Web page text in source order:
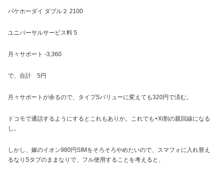
パケホーダイ ダブル２ 2100
ユニバーサルサービス料 5
月々サポート -3,360
で、合計 5円
月々サポートが余るので、タイプSバリューに変えても320円で済む。
ドコモで通話するようにするとこれもありか。これでも+Xi割の親回線になる
し。
しかし、嫁のイオン980円SIMをそろそろやめたいので、スマフォに入れ替え
るなりSタブのままなりで、フル使用することを考えると、